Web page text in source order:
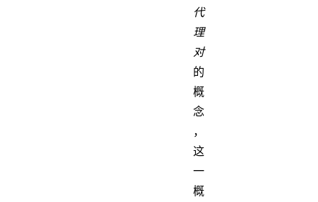
代
理
对
的
概
念
，
这
一
概